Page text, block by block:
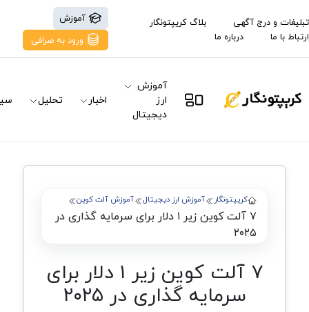
تبلیغات و درج آگهی
بلاگ کریپتونگار
ارتباط با ما
درباره ما
آموزش
ورود به صرافی
آموزش
ارز
دیجیتال
اخبار تحلیل
کریپتونگار آموزش ارز دیجیتال آموزش آلت کوین
۷ آلت کوین زیر ۱ دلار برای سرمایه گذاری در
۲۰۲۵
۷ آلت کوین زیر ۱ دلار برای
سرمایه گذاری در ۲۰۲۵